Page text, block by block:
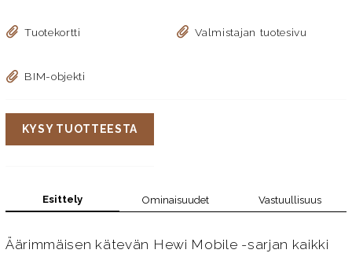
Tuotekortti Valmistajan tuotesivu
BIM-objekti
KYSY TUOTTEESTA
Esittely Ominaisuudet Vastuullisuus
Äärimmäisen kätevän Hewi Mobile -sarjan kaikki